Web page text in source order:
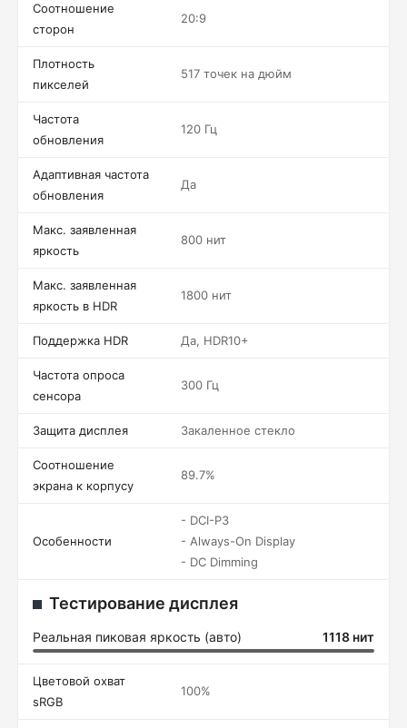
Соотношение
сторон
20:9
Плотность
пикселей
517 точек на дюйм
Частота
обновления
120 Гц
Адаптивная частота
обновления
Да
Макс. заявленная
яркость
800 нит
Макс. заявленная
яркость в HDR
1800 нит
Поддержка HDR Да, HDR10+
Частота опроса
сенсора
300 Гц
Защита дисплея Закаленное стекло
Соотношение
экрана к корпусу
89.7%
Особенности
- DCI-P3
- Always-On Display
- DC Dimming
Тестирование дисплея
Реальная пиковая яркость (авто) 1118 нит
Цветовой охват
sRGB
100%